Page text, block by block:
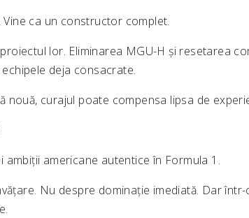
ca un constructor complet.
lor. Eliminarea MGU-H și resetarea
deja consacrate.
nouă, curajul poate compensa lipsa de
ambiții americane autentice în Formula 1.
Nu despre dominație imediată. Dar